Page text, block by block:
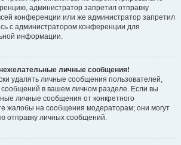
администратор запретил отправку
конференции или же администратор запретил
с администратором конференции для
информации.
личные сообщения!
удалять личные сообщения пользователей,
сообщений в вашем личном разделе. Если вы
личные сообщения от конкретного
жалобы на сообщения модераторам; они могут
отправку личных сообщений.